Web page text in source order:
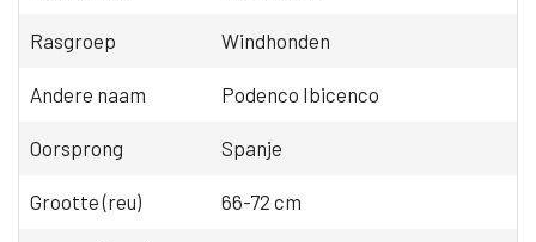
Rasgroep Windhonden
Andere naam Podenco Ibicenco
Oorsprong Spanje
Grootte (reu) 66-72 cm